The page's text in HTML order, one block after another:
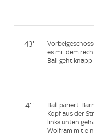
43'
es mit dem
Ball geht knapp
41'
Ball pariert.
Kopf aus der
links unten
Wolfram mit